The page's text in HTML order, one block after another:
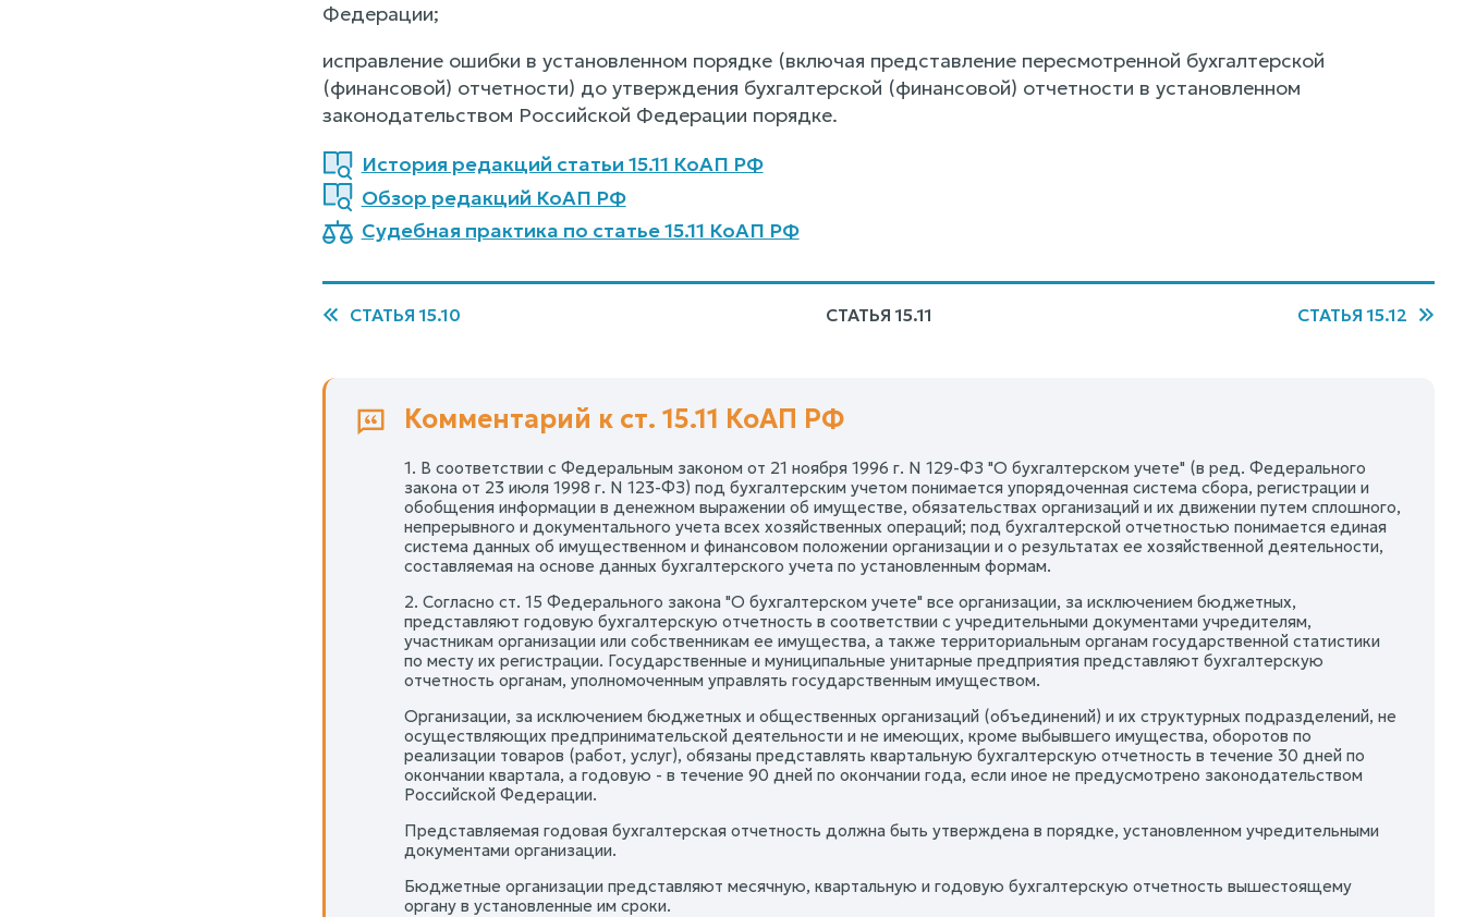
Федерации;
исправление ошибки в установленном порядке (включая представление пересмотренной бухгалтерской
(финансовой) отчетности) до утверждения бухгалтерской (финансовой) отчетности в установленном
законодательством Российской Федерации порядке.
История редакций статьи 15.11 КоАП РФ
Обзор редакций КоАП РФ
Судебная практика по статье 15.11 КоАП РФ
СТАТЬЯ 15.10 СТАТЬЯ 15.11 СТАТЬЯ 15.12
Комментарий к ст. 15.11 КоАП РФ
1. В соответствии с Федеральным законом от 21 ноября 1996 г. N 129-ФЗ "О бухгалтерском учете" (в ред. Федерального
закона от 23 июля 1998 г. N 123-ФЗ) под бухгалтерским учетом понимается упорядоченная система сбора, регистрации и
обобщения информации в денежном выражении об имуществе, обязательствах организаций и их движении путем сплошного,
непрерывного и документального учета всех хозяйственных операций; под бухгалтерской отчетностью понимается единая
система данных об имущественном и финансовом положении организации и о результатах ее хозяйственной деятельности,
составляемая на основе данных бухгалтерского учета по установленным формам.
2. Согласно ст. 15 Федерального закона "О бухгалтерском учете" все организации, за исключением бюджетных,
представляют годовую бухгалтерскую отчетность в соответствии с учредительными документами учредителям,
участникам организации или собственникам ее имущества, а также территориальным органам государственной статистики
по месту их регистрации. Государственные и муниципальные унитарные предприятия представляют бухгалтерскую
отчетность органам, уполномоченным управлять государственным имуществом.
Организации, за исключением бюджетных и общественных организаций (объединений) и их структурных подразделений, не
осуществляющих предпринимательской деятельности и не имеющих, кроме выбывшего имущества, оборотов по
реализации товаров (работ, услуг), обязаны представлять квартальную бухгалтерскую отчетность в течение 30 дней по
окончании квартала, а годовую - в течение 90 дней по окончании года, если иное не предусмотрено законодательством
Российской Федерации.
Представляемая годовая бухгалтерская отчетность должна быть утверждена в порядке, установленном учредительными
документами организации.
Бюджетные организации представляют месячную, квартальную и годовую бухгалтерскую отчетность вышестоящему
органу в установленные им сроки.